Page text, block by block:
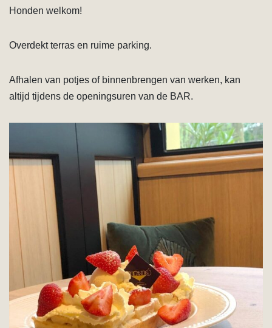
Honden welkom!
Overdekt terras en ruime parking.
Afhalen van potjes of binnenbrengen van werken, kan
altijd tijdens de openingsuren van de BAR.